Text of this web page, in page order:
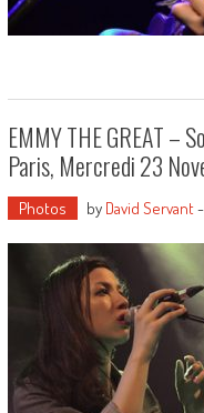
EMMY THE GREAT –
Paris, Mercredi 23
Photos by David Servant-